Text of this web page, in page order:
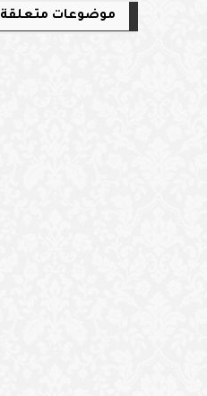
موضوعات متعلقة